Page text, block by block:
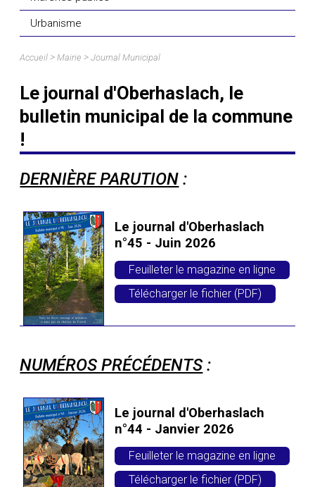
Urbanisme
Accueil >Mairie >Journal Municipal
Le journal d'Oberhaslach, le
bulletin municipal de la commune
!
DERNIÈRE PARUTION :
Le journal d'Oberhaslach
n°45 - Juin 2026
Feuilleter le magazine en ligne
Télécharger le fichier (PDF)
NUMÉROS PRÉCÉDENTS:
Le journal d'Oberhaslach
n°44 - Janvier 2026
Feuilleter le magazine en ligne
Télécharger le fichier (PDF)